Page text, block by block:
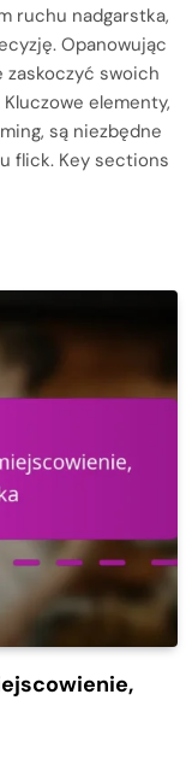
ruchu nadgarstka,
Opanowując
swoich
elementy,
są niezbędne
flick. Key sections